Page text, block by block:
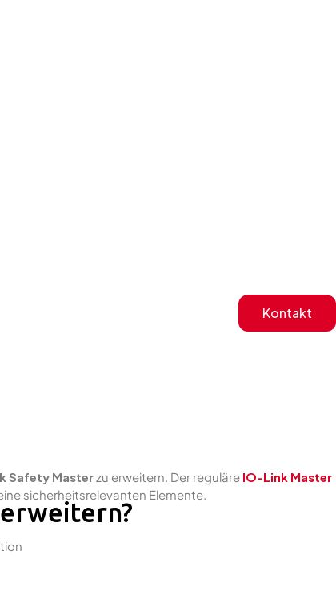
Kontakt
Safety Masterzu erweitern. Der reguläre IO-Link Master
sicherheitsrelevanten Elemente.